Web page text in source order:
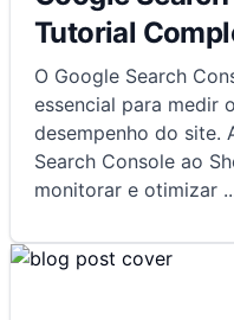
Tutorial
O Google Search
essencial para medir
desempenho do site.
Search Console ao
monitorar e otimizar